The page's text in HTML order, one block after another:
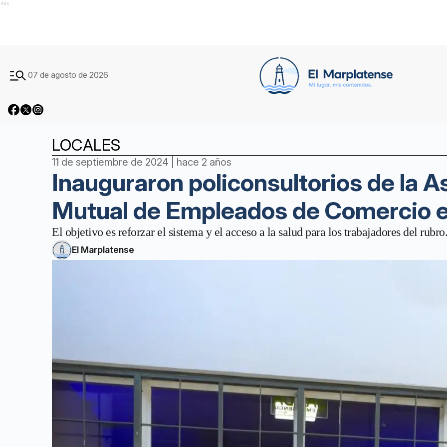
Ads
07 de agosto de 2026
LOCALES
11 de septiembre de 2024 | hace 2 años
Inauguraron policonsultorios de la
Mutual de Empleados de Comercio
El objetivo es reforzar el sistema y el acceso a la salud para los trabajadores del rubro.
El Marplatense